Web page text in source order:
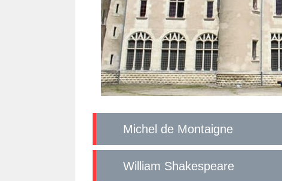
Michel de Montaigne
William Shakespeare